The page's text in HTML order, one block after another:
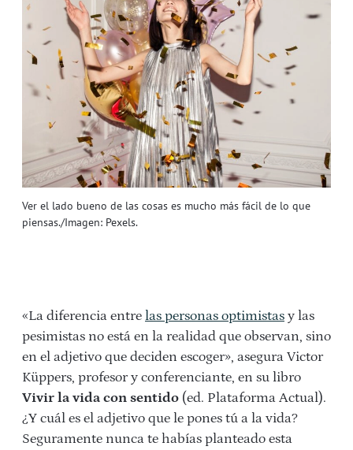
Ver el lado bueno de las cosas es mucho más fácil de lo que
piensas./Imagen: Pexels.
«La diferencia entre las personas optimistas y las
pesimistas no está en la realidad que observan, sino
en el adjetivo que deciden escoger», asegura Victor
Küppers, profesor y conferenciante, en su libro
Vivir la vida con sentido (ed. Plataforma Actual).
¿Y cuál es el adjetivo que le pones tú a la vida?
Seguramente nunca te habías planteado esta